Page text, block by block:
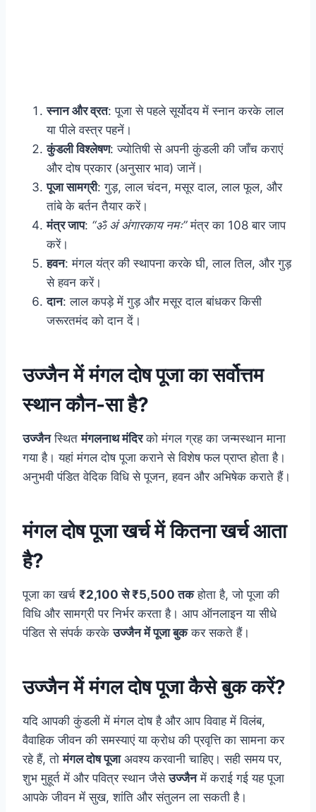
स्नान और व्रत: पूजा से पहले सूर्योदय में स्नान करके लाल
या पीले वस्त्र पहनें।
कुंडली विश्लेषण: ज्योतिषी से अपनी कुंडली की जाँच कराएं
और दोष प्रकार (अनुसार भाव) जानें।
पूजा सामग्री: गुड़, लाल चंदन, मसूर दाल, लाल फूल, और
तांबे के बर्तन तैयार करें।
मंत्र जाप: “ॐ अं अंगारकाय नमः”मंत्र का 108 बार जाप
करें।
हवन: मंगल यंत्र की स्थापना करके घी, लाल तिल, और गुड़
से हवन करें।
दान: लाल कपड़े में गुड़ और मसूर दाल बांधकर किसी
जरूरतमंद को दान दें।
उज्जैन में मंगल दोष पूजा का सर्वोत्तम
स्थान कौन-सा है?
उज्जैनस्थितमंगलनाथ मंदिरको मंगल ग्रह का जन्मस्थान माना
गया है। यहां मंगल दोष पूजा कराने से विशेष फल प्राप्त होता है।
अनुभवी पंडित वेदिक विधि से पूजन, हवन और अभिषेक कराते हैं।
मंगल दोष पूजा खर्च में कितना खर्च आता
है?
पूजा का खर्च ₹2,100 से ₹5,500 तकहोता है, जो पूजा की
विधि और सामग्री पर निर्भर करता है। आप ऑनलाइन या सीधे
पंडित से संपर्क करकेउज्जैन में पूजा बुककर सकते हैं।
उज्जैन में मंगल दोष पूजा कैसे बुक करें?
यदि आपकी कुंडली में मंगल दोष है और आप विवाह में विलंब,
वैवाहिक जीवन की समस्याएं या क्रोध की प्रवृत्ति का सामना कर
रहे हैं, तोमंगल दोष पूजाअवश्य करवानी चाहिए। सही समय पर,
शुभ मुहूर्त में और पवित्र स्थान जैसेउज्जैनमें कराई गई यह पूजा
आपके जीवन में सुख, शांति और संतुलन ला सकती है।